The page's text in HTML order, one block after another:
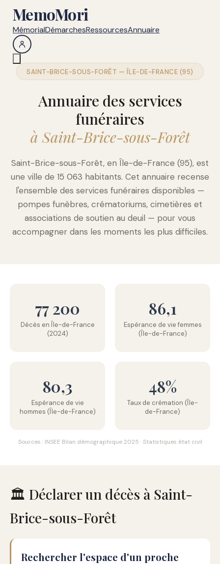
MemoMori
MémorialDémarchesRessourcesAnnuaire
SAINT-BRICE-SOUS-FORÊT — ÎLE-DE-FRANCE (95)
Annuaire des services
funéraires
à Saint-Brice-sous-Forêt
Saint-Brice-sous-Forêt, en Île-de-France (95), est
une ville de 15 063 habitants. Cet annuaire recense
l'ensemble des services funéraires disponibles —
pompes funèbres, crématoriums, cimetières et
associations de soutien au deuil — pour vous
accompagner dans les moments les plus difficiles.
77 200
Décès en Île-de-France
(2024)
86,1
Espérance de vie femmes
(Île-de-France)
80,3
Espérance de vie
hommes (Île-de-France)
48%
Taux de crémation (Île-
de-France)
Sources : INSEE Bilan démographique 2025 · Statistiques état civil
🏛️ Déclarer un décès à Saint-
Brice-sous-Forêt
Rechercher l'espace d'un proche